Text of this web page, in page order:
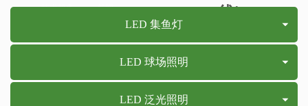
线）：865
技术服务 新闻
LED 集鱼灯
LED 球场照明
LED 泛光照明